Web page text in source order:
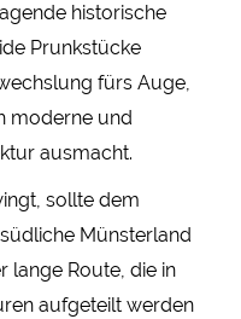
historische
Prunkstücke
fürs Auge,
moderne und
ausmacht.
sollte dem
Münsterland
lange Route, die in
aufgeteilt werden